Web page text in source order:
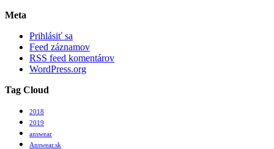
Meta
Prihlásiť sa
Feed záznamov
RSS feed komentárov
WordPress.org
Tag Cloud
2018
2019
answear
Answear.sk